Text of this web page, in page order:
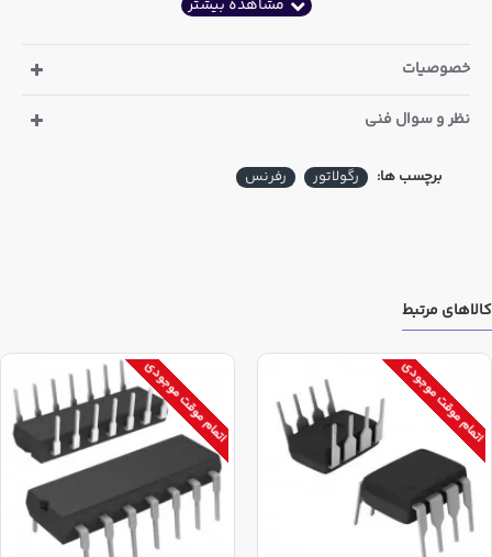
خصوصیات
نظر و سوال فنی
برچسب ها: رگولاتور رفرنس
کالاهای مرتبط
اتمام موقت موجودی اتمام موقت موجودی